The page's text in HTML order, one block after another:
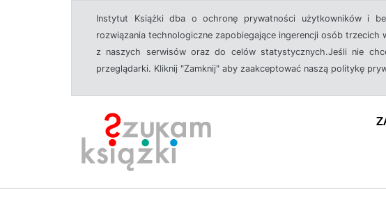
Instytut Książki dba o ochronę prywatności użytkowników i
rozwiązania technologiczne zapobiegające ingerencji osób
z naszych serwisów oraz do celów statystycznych.Jeśli nie
przeglądarki. Kliknij "Zamknij" aby zaakceptować naszą politykę